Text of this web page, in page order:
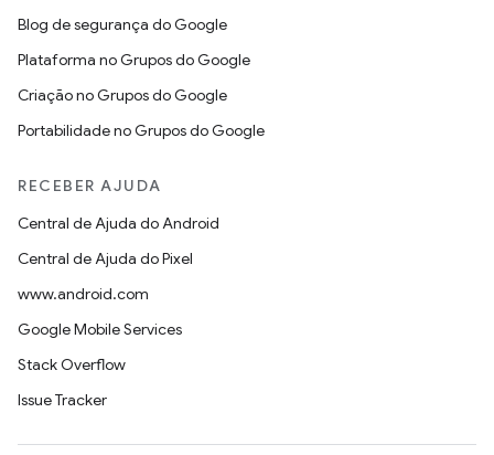
Blog de segurança do Google
Plataforma no Grupos do Google
Criação no Grupos do Google
Portabilidade no Grupos do Google
RECEBER AJUDA
Central de Ajuda do Android
Central de Ajuda do Pixel
www.android.com
Google Mobile Services
Stack Overflow
Issue Tracker